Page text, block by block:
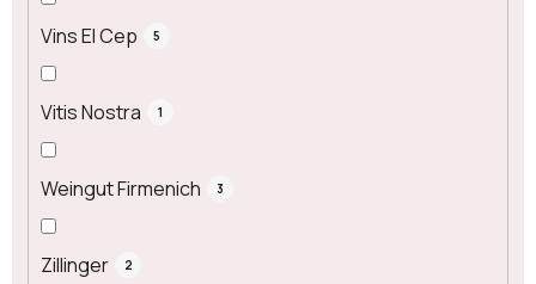
Vins El Cep 5
Vitis Nostra 1
Weingut Firmenich 3
Zillinger 2